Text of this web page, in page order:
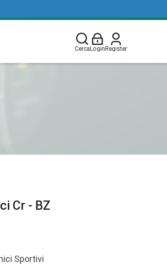
CercaLoginRegister
Cr - BZ
Sportivi